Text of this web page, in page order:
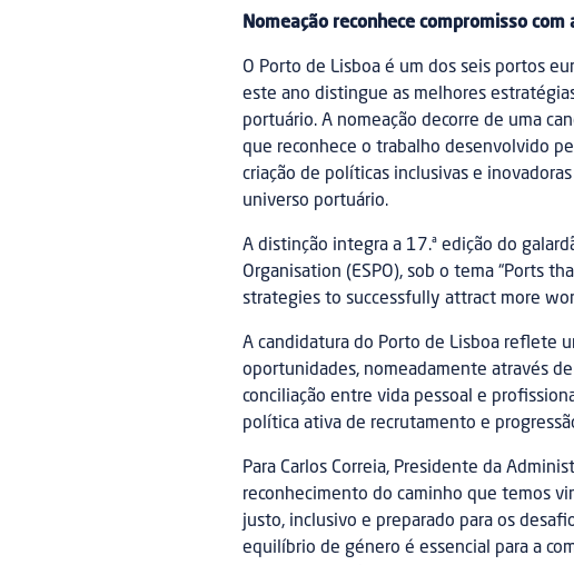
Nomeação reconhece compromisso com
O Porto de Lisboa é um dos seis portos
este ano distingue as melhores
portuário. A nomeação decorre de uma
que reconhece o trabalho desenvolvido
criação de políticas inclusivas e
universo portuário.
A distinção integra a 17.ª edição do
Organisation (ESPO), sob o tema “Ports
strategies to successfully attract more
A candidatura do Porto de Lisboa reflete
oportunidades, nomeadamente através
conciliação entre vida pessoal e
política ativa de recrutamento e
Para Carlos Correia, Presidente da
reconhecimento do caminho que temos
justo, inclusivo e preparado para os
equilíbrio de género é essencial para a